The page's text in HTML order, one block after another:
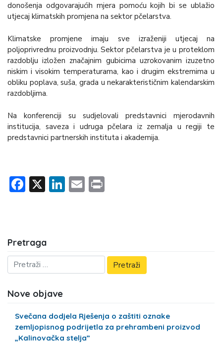
donošenja odgovarajućih mjera pomoću kojih bi se ublažio
utjecaj klimatskih promjena na sektor pčelarstva.
Klimatske promjene imaju sve izraženiji utjecaj na
poljoprivrednu proizvodnju. Sektor pčelarstva je u proteklom
razdoblju izložen značajnim gubicima uzrokovanim izuzetno
niskim i visokim temperaturama, kao i drugim ekstremima u
obliku poplava, suša, grada u nekarakterističnim kalendarskim
razdobljima.
Na konferenciji su sudjelovali predstavnici mjerodavnih
institucija, saveza i udruga pčelara iz zemalja u regiji te
predstavnici partnerskih instituta i akademija.
Facebook
X LinkedIn
Email
Pretraga
Nove objave
Svečana dodjela Rješenja o zaštiti oznake
zemljopisnog podrijetla za prehrambeni proizvod
„Kalinovačka stelja”